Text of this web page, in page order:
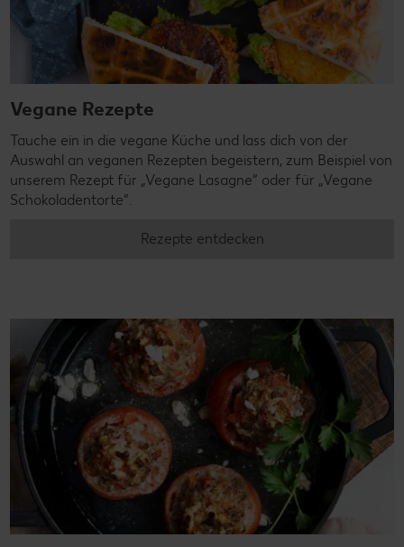
Vegane Rezepte
Tauche ein in die vegane Küche und lass dich von der
Auswahl an veganen Rezepten begeistern, zum Beispiel von
unserem Rezept für „Vegane Lasagne“ oder für „Vegane
Schokoladentorte“.
Rezepte entdecken